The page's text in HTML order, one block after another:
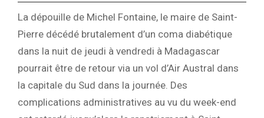
La dépouille de Michel Fontaine, le maire de Saint-
Pierre décédé brutalement d’un coma diabétique
dans la nuit de jeudi à vendredi à Madagascar
pourrait être de retour via un vol d’Air Austral dans
la capitale du Sud dans la journée. Des
complications administratives au vu du week-end